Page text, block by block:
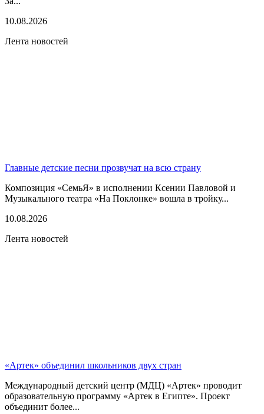
10.08.2026
Лента новостей
Главные детские песни прозвучат на всю страну
Композиция «СемьЯ» в исполнении Ксении Павловой и
Музыкального театра «На Поклонке» вошла в тройку...
10.08.2026
Лента новостей
«Артек» объединил школьников двух стран
Международный детский центр (МДЦ) «Артек» проводит
образовательную программу «Артек в Египте». Проект
объединит более...